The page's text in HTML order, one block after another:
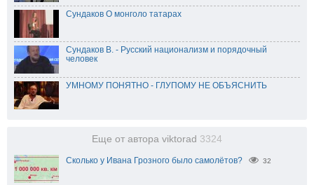
Сундаков О монголо татарах
Сундаков В. - Русский национализм и порядочный
человек
УМНОМУ ПОНЯТНО - ГЛУПОМУ НЕ ОБЪЯСНИТЬ
Еще от автора viktorad 3324
Сколько у Ивана Грозного было самолётов? 32